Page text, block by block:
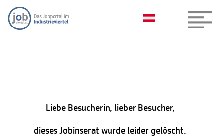
Liebe Besucherin, lieber Besucher,
dieses Jobinserat wurde leider gelöscht.